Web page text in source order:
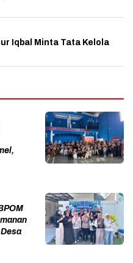
Iqbal Minta Tata Kelola